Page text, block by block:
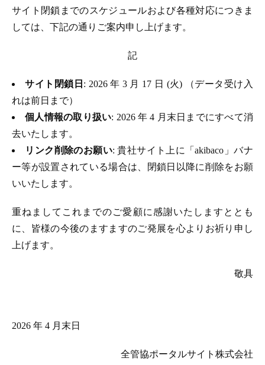
サイト閉鎖までのスケジュールおよび各種対応につきま
しては、下記の通りご案内申し上げます。
記
サイト閉鎖日 : 2026 年 3 月 17 日 (火) （データ受け入
れは前日まで）
個人情報の取り扱い: 2026 年 4 月末日までにすべて消
去いたします。
リンク削除のお願い: 貴社サイト上に「akibaco」バナ
ー等が設置されている場合は、閉鎖日以降に削除をお願
いいたします。
重ねましてこれまでのご愛顧に感謝いたしますととも
に、皆様の今後のますますのご発展を心よりお祈り申し
上げます。
敬具
2026 年 4 月末日
全管協ポータルサイト株式会社